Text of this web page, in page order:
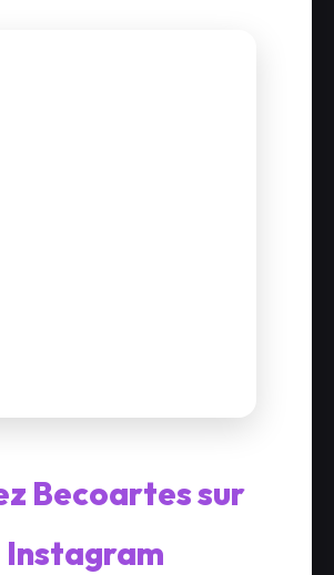
Becoartes sur
Instagram